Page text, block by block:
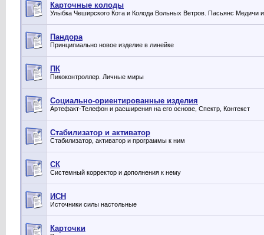
Карточные колоды
Улыбка Чеширского Кота и Колода Вольных Ветров. Пасьянс Медичи и
Пандора
Принципиально новое изделие в линейке
ПК
Пикоконтроллер. Личные миры
Социально-ориентированные изделия
Артефакт-Телефон и расширения на его основе, Спектр, Контекст
Стабилизатор и активатор
Стабилизатор, активатор и программы к ним
СК
Системный корректор и дополнения к нему
ИСН
Источники силы настольные
Карточки